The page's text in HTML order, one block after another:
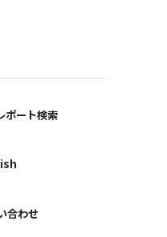
ポート検索
合わせ